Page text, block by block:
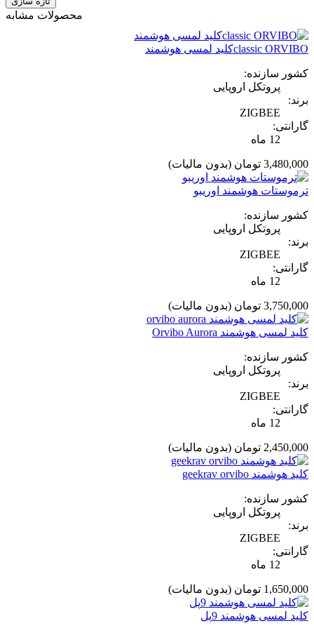
محصولات مشابه
classic ORVIBOکلید لمسی هوشمند
کشور سازنده:
پروتکل اروپایی
برند:
ZIGBEE
گارانتی:
12 ماه
3,480,000 تومان (بدون مالیات)
ترموستات هوشمند اوریبو
کشور سازنده:
پروتکل اروپایی
برند:
ZIGBEE
گارانتی:
12 ماه
3,750,000 تومان (بدون مالیات)
کلید لمسی هوشمند Orvibo Aurora
کشور سازنده:
پروتکل اروپایی
برند:
ZIGBEE
گارانتی:
12 ماه
2,450,000 تومان (بدون مالیات)
کلید هوشمند geekrav orvibo
کشور سازنده:
پروتکل اروپایی
برند:
ZIGBEE
گارانتی:
12 ماه
1,650,000 تومان (بدون مالیات)
کلید لمسی هوشمند 9پل